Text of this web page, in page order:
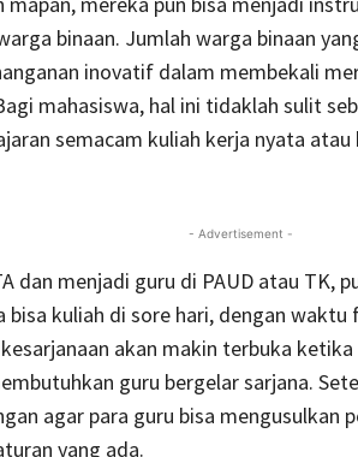
binaan. Jumlah warga binaan
inovatif dalam membekali
mahasiswa, hal ini tidaklah sulit
semacam kuliah kerja nyata
- Advertisement -
dan menjadi guru di PAUD atau TK,
bisa kuliah di sore hari, dengan
akan makin terbuka
guru bergelar sarjana.
agar para guru bisa mengusulkan
yang ada.